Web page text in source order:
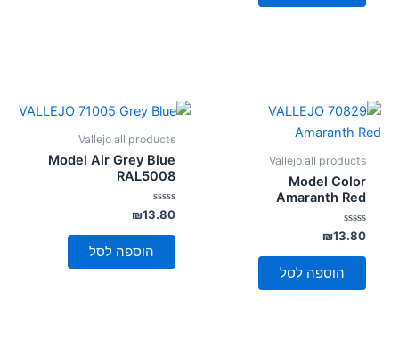
Vallejo all products
Model Color
Amaranth Red
דורג
0
מתוך
₪13.80
הוספה לסל
Vallejo all products
Model Air Grey Blue
RAL5008
דורג
0
מתוך
₪13.80
הוספה לסל